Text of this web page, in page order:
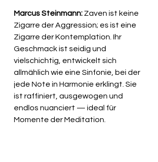
Marcus Steinmann: Zaven ist keine
Zigarre der Aggression; es ist eine
Zigarre der Kontemplation. Ihr
Geschmack ist seidig und
vielschichtig, entwickelt sich
allmählich wie eine Sinfonie, bei der
jede Note in Harmonie erklingt. Sie
ist raffiniert, ausgewogen und
endlos nuanciert — ideal für
Momente der Meditation.